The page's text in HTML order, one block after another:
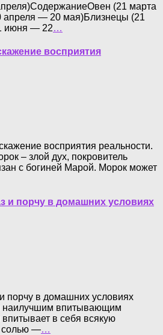
(21 марта
апреля — 20 мая)Близнецы (21
июня — 22…
восприятия
восприятия реальности.
– злой дух, покровитель
с богиней Марой. Морок может
и порчу в домашних условиях
и порчу в домашних условиях
наилучшим впитывающим
в себя всякую
солью —…